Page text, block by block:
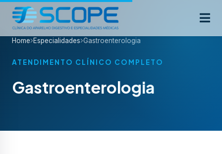
Home Especialidades Gastroenterologia
ATENDIMENTO CLÍNICO COMPLETO
Gastroenterologia